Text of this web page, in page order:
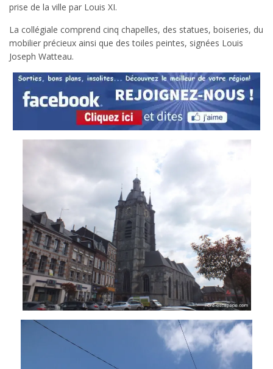
prise de la ville par Louis XI.
La collégiale comprend cinq chapelles, des statues, boiseries, du
mobilier précieux ainsi que des toiles peintes, signées Louis
Joseph Watteau.